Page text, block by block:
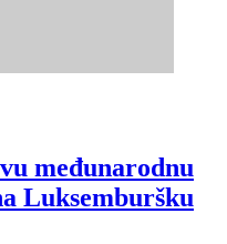
međunarodnu
Luksemburšku